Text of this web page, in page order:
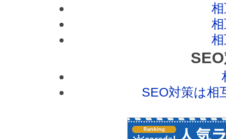
SEO対策は相